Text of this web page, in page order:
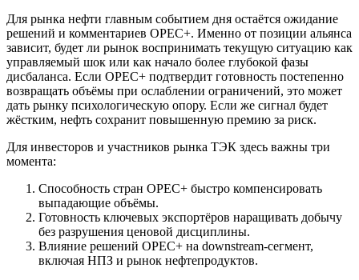
Для рынка нефти главным событием дня остаётся ожидание
решений и комментариев OPEC+. Именно от позиции альянса
зависит, будет ли рынок воспринимать текущую ситуацию как
управляемый шок или как начало более глубокой фазы
дисбаланса. Если OPEC+ подтвердит готовность постепенно
возвращать объёмы при ослаблении ограничений, это может
дать рынку психологическую опору. Если же сигнал будет
жёстким, нефть сохранит повышенную премию за риск.
Для инвесторов и участников рынка ТЭК здесь важны три
момента:
Способность стран OPEC+ быстро компенсировать
выпадающие объёмы.
Готовность ключевых экспортёров наращивать добычу
без разрушения ценовой дисциплины.
Влияние решений OPEC+ на downstream-сегмент,
включая НПЗ и рынок нефтепродуктов.